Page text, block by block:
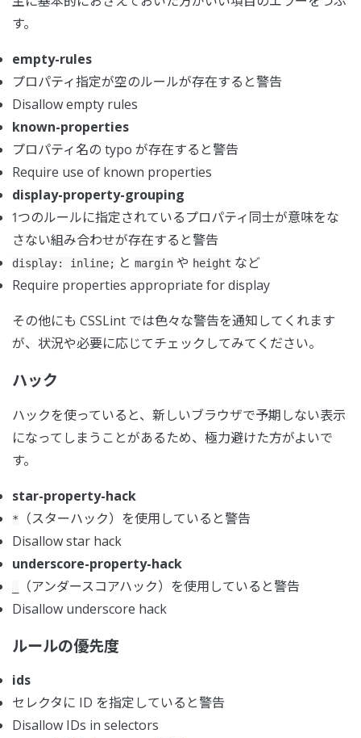
す。
empty-rules
プロパティ指定が空のルールが存在すると警告
Disallow empty rules
known-properties
プロパティ名の typo が存在すると警告
Require use of known properties
display-property-grouping
1つのルールに指定されているプロパティ同士が意味をな
さない組み合わせが存在すると警告
display: inline; と margin や height など
Require properties appropriate for display
その他にも CSSLint では色々な警告を通知してくれます
が、状況や必要に応じてチェックしてみてください。
ハック
ハックを使っていると、新しいブラウザで予期しない表示
になってしまうことがあるため、極力避けた方がよいで
す。
star-property-hack
*
（スターハック）を使用していると警告
Disallow star hack
underscore-property-hack
（アンダースコアハック）を使用していると警告
Disallow underscore hack
ルールの優先度
ids
セレクタに ID を指定していると警告
Disallow IDs in selectors